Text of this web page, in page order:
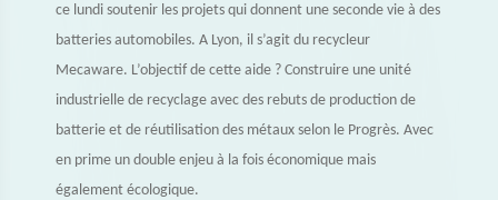
ce lundi soutenir les projets qui donnent une seconde vie à des
batteries automobiles. A Lyon, il s’agit du recycleur
Mecaware. L’objectif de cette aide ? Construire une unité
industrielle de recyclage avec des rebuts de production de
batterie et de réutilisation des métaux selon le Progrès. Avec
en prime un double enjeu à la fois économique mais
également écologique.